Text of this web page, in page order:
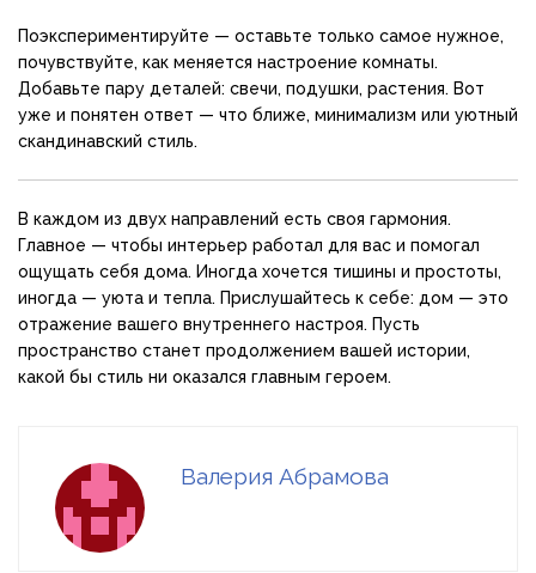
Поэкспериментируйте — оставьте только самое нужное,
почувствуйте, как меняется настроение комнаты.
Добавьте пару деталей: свечи, подушки, растения. Вот
уже и понятен ответ — что ближе, минимализм или уютный
скандинавский стиль.
В каждом из двух направлений есть своя гармония.
Главное — чтобы интерьер работал для вас и помогал
ощущать себя дома. Иногда хочется тишины и простоты,
иногда — уюта и тепла. Прислушайтесь к себе: дом — это
отражение вашего внутреннего настроя. Пусть
пространство станет продолжением вашей истории,
какой бы стиль ни оказался главным героем.
Валерия Абрамова